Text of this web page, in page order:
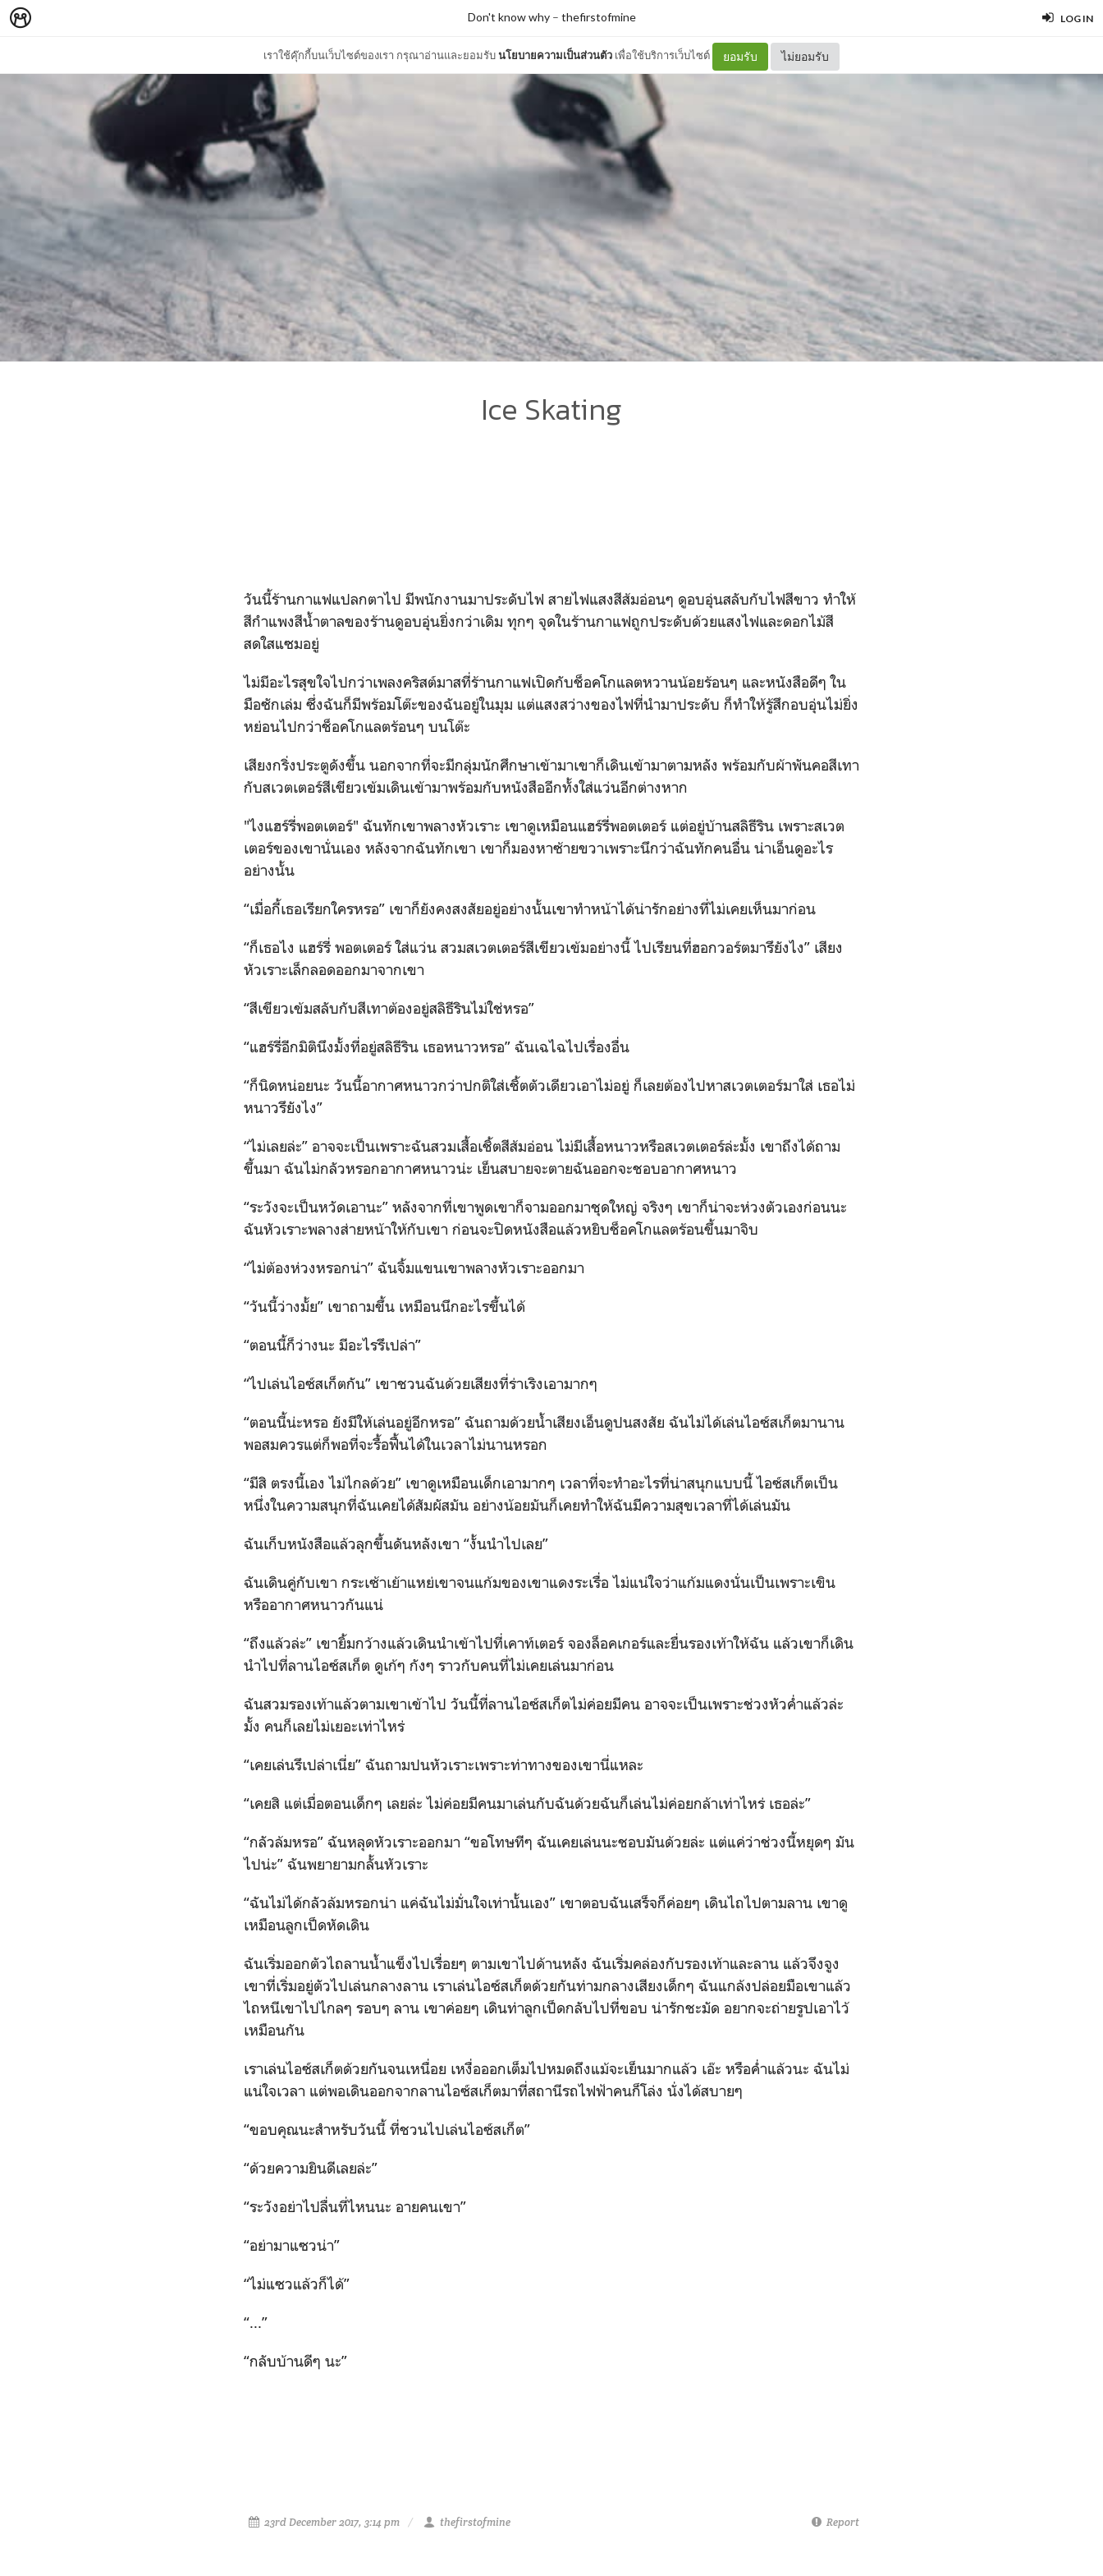
LOG IN
เราใช้คุ๊กกี้บนเว็บไซต์ของเรา กรุณาอ่านและยอมรับนโยบายความเป็นส่วนตัว เพื่อใช้บริการเว็บไซต์ ยอมรับ ไม่ยอมรับ
Don't know why– thefirstofmine
Ice Skating
วันนี้ร้านกาแฟแปลกตาไป มีพนักงานมาประดับไฟ สายไฟแสงสีส้มอ่อนๆ ดูอบอุ่นสลับกับไฟสีขาว ทำให้
สีกำแพงสีน้ำตาลของร้านดูอบอุ่นยิ่งกว่าเดิม ทุกๆ จุดในร้านกาแฟถูกประดับด้วยแสงไฟและดอกไม้สี
สดใสแซมอยู่
ไม่มีอะไรสุขใจไปกว่าเพลงคริสต์มาสที่ร้านกาแฟเปิดกับช็อคโกแลตหวานน้อยร้อนๆ และหนังสือดีๆ ใน
มือซักเล่ม ซึ่งฉันก็มีพร้อมโต๊ะของฉันอยู่ในมุม แต่แสงสว่างของไฟที่นำมาประดับ ก็ทำให้รู้สึกอบอุ่นไม่ยิ่ง
หย่อนไปกว่าช็อคโกแลตร้อนๆ บนโต๊ะ
เสียงกริ่งประตูดังขึ้น นอกจากที่จะมีกลุ่มนักศึกษาเข้ามาเขาก็เดินเข้ามาตามหลัง พร้อมกับผ้าพันคอสีเทา
กับสเวตเตอร์สีเขียวเข้มเดินเข้ามาพร้อมกับหนังสืออีกทั้งใส่แว่นอีกต่างหาก
"ไงแฮร์รี่พอตเตอร์" ฉันทักเขาพลางหัวเราะ เขาดูเหมือนแฮร์รี่พอตเตอร์ แต่อยู่บ้านสลิธีริน เพราะสเวต
เตอร์ของเขานั่นเอง หลังจากฉันทักเขา เขาก็มองหาซ้ายขวาเพราะนึกว่าฉันทักคนอื่น น่าเอ็นดูอะไร
อย่างนั้น
“เมื่อกี้เธอเรียกใครหรอ” เขาก็ยังคงสงสัยอยู่อย่างนั้นเขาทำหน้าได้น่ารักอย่างที่ไม่เคยเห็นมาก่อน
“ก็เธอไง แฮร์รี่ พอตเตอร์ ใส่แว่น สวมสเวตเตอร์สีเขียวเข้มอย่างนี้ ไปเรียนที่ฮอกวอร์ตมารึยังไง” เสียง
หัวเราะเล็กลอดออกมาจากเขา
“สีเขียวเข้มสลับกับสีเทาต้องอยู่สลิธีรินไม่ใช่หรอ”
“แฮร์รี่อีกมิตินึงมั้งที่อยู่สลิธีริน เธอหนาวหรอ” ฉันเฉไฉไปเรื่องอื่น
“ก็นิดหน่อยนะ วันนี้อากาศหนาวกว่าปกติใส่เชิ้ตตัวเดียวเอาไม่อยู่ ก็เลยต้องไปหาสเวตเตอร์มาใส่ เธอไม่
หนาวรึยังไง”
“ไม่เลยล่ะ” อาจจะเป็นเพราะฉันสวมเสื้อเชิ้ตสีส้มอ่อน ไม่มีเสื้อหนาวหรือสเวตเตอร์ล่ะมั้ง เขาถึงได้ถาม
ขึ้นมา ฉันไม่กลัวหรอกอากาศหนาวน่ะ เย็นสบายจะตายฉันออกจะชอบอากาศหนาว
“ระวังจะเป็นหวัดเอานะ” หลังจากที่เขาพูดเขาก็จามออกมาชุดใหญ่ จริงๆ เขาก็น่าจะห่วงตัวเองก่อนนะ
ฉันหัวเราะพลางส่ายหน้าให้กับเขา ก่อนจะปิดหนังสือแล้วหยิบช็อคโกแลตร้อนขึ้นมาจิบ
“ไม่ต้องห่วงหรอกน่า” ฉันจิ้มแขนเขาพลางหัวเราะออกมา
“วันนี้ว่างมั้ย” เขาถามขึ้น เหมือนนึกอะไรขึ้นได้
“ตอนนี้ก็ว่างนะ มีอะไรรึเปล่า”
“ไปเล่นไอซ์สเก็ตกัน” เขาชวนฉันด้วยเสียงที่ร่าเริงเอามากๆ
“ตอนนี้น่ะหรอ ยังมีให้เล่นอยู่อีกหรอ” ฉันถามด้วยน้ำเสียงเอ็นดูปนสงสัย ฉันไม่ได้เล่นไอซ์สเก็ตมานาน
พอสมควรแต่ก็พอที่จะรื้อฟื้นได้ในเวลาไม่นานหรอก
“มีสิ ตรงนี้เอง ไม่ไกลด้วย” เขาดูเหมือนเด็กเอามากๆ เวลาที่จะทำอะไรที่น่าสนุกแบบนี้ ไอซ์สเก็ตเป็น
หนึ่งในความสนุกที่ฉันเคยได้สัมผัสมัน อย่างน้อยมันก็เคยทำให้ฉันมีความสุขเวลาที่ได้เล่นมัน
ฉันเก็บหนังสือแล้วลุกขึ้นดันหลังเขา “งั้นนำไปเลย”
ฉันเดินคู่กับเขา กระเซ้าเย้าแหย่เขาจนแก้มของเขาแดงระเรื่อ ไม่แน่ใจว่าแก้มแดงนั่นเป็นเพราะเขิน
หรืออากาศหนาวกันแน่
“ถึงแล้วล่ะ” เขายิ้มกว้างแล้วเดินนำเข้าไปที่เคาท์เตอร์ จองล็อคเกอร์และยื่นรองเท้าให้ฉัน แล้วเขาก็เดิน
นำไปที่ลานไอซ์สเก็ต ดูเก้ๆ กังๆ ราวกับคนที่ไม่เคยเล่นมาก่อน
ฉันสวมรองเท้าแล้วตามเขาเข้าไป วันนี้ที่ลานไอซ์สเก็ตไม่ค่อยมีคน อาจจะเป็นเพราะช่วงหัวค่ำแล้วล่ะ
มั้ง คนก็เลยไม่เยอะเท่าไหร่
“เคยเล่นรึเปล่าเนี่ย” ฉันถามปนหัวเราะเพราะท่าทางของเขานี่แหละ
“เคยสิ แต่เมื่อตอนเด็กๆ เลยล่ะ ไม่ค่อยมีคนมาเล่นกับฉันด้วยฉันก็เล่นไม่ค่อยกล้าเท่าไหร่ เธอล่ะ”
“กลัวล้มหรอ” ฉันหลุดหัวเราะออกมา “ขอโทษทีๆ ฉันเคยเล่นนะชอบมันด้วยล่ะ แต่แค่ว่าช่วงนี้หยุดๆ มัน
ไปน่ะ” ฉันพยายามกลั้นหัวเราะ
“ฉันไม่ได้กลัวล้มหรอกน่า แค่ฉันไม่มั่นใจเท่านั้นเอง” เขาตอบฉันเสร็จก็ค่อยๆ เดินไถไปตามลาน เขาดู
เหมือนลูกเป็ดหัดเดิน
ฉันเริ่มออกตัวไถลานน้ำแข็งไปเรื่อยๆ ตามเขาไปด้านหลัง ฉันเริ่มคล่องกับรองเท้าและลาน แล้วจึงจูง
เขาที่เริ่มอยู่ตัวไปเล่นกลางลาน เราเล่นไอซ์สเก็ตด้วยกันท่ามกลางเสียงเด็กๆ ฉันแกล้งปล่อยมือเขาแล้ว
ไถหนีเขาไปไกลๆ รอบๆ ลาน เขาค่อยๆ เดินท่าลูกเป็ดกลับไปที่ขอบ น่ารักชะมัด อยากจะถ่ายรูปเอาไว้
เหมือนกัน
เราเล่นไอซ์สเก็ตด้วยกันจนเหนื่อย เหงื่อออกเต็มไปหมดถึงแม้จะเย็นมากแล้ว เอ๊ะ หรือค่ำแล้วนะ ฉันไม่
แน่ใจเวลา แต่พอเดินออกจากลานไอซ์สเก็ตมาที่สถานีรถไฟฟ้าคนก็โล่ง นั่งได้สบายๆ
“ขอบคุณนะสำหรับวันนี้ ที่ชวนไปเล่นไอซ์สเก็ต”
“ด้วยความยินดีเลยล่ะ”
“ระวังอย่าไปลื่นที่ไหนนะ อายคนเขา”
“อย่ามาแซวน่า”
“ไม่แซวแล้วก็ได้”
“...”
“กลับบ้านดีๆ นะ”
23rd December 2017, 3:14 pm thefirstofmine Report